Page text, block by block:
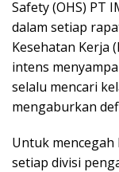
Safety (OHS) PT
dalam setiap
Kesehatan Kerja
intens
selalu mencari
mengaburkan
Untuk
setiap divisi